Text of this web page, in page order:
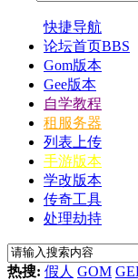
快捷导航
论坛首页BBS
Gom版本
Gee版本
自学教程
租服务器
列表上传
手游版本
学改版本
传奇工具
处理劫持
热搜: 假人 GOM